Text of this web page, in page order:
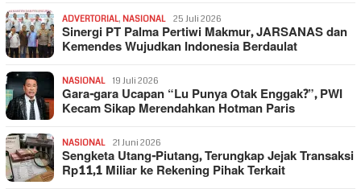
ADVERTORIAL, NASIONAL 25 Juli 2026
Sinergi PT Palma Pertiwi Makmur, JARSANAS dan
Kemendes Wujudkan Indonesia Berdaulat
NASIONAL 19 Juli 2026
Gara-gara Ucapan “Lu Punya Otak Enggak?”, PWI
Kecam Sikap Merendahkan Hotman Paris
NASIONAL 21 Juni 2026
Sengketa Utang-Piutang, Terungkap Jejak Transaksi
Rp11,1 Miliar ke Rekening Pihak Terkait